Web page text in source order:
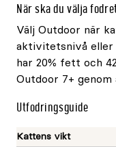
När ska du välja
Välj Outdoor när
aktivitetsnivå eller
har 20% fett och
Outdoor 7+ genom
Utfodringsguide
Kattens vikt